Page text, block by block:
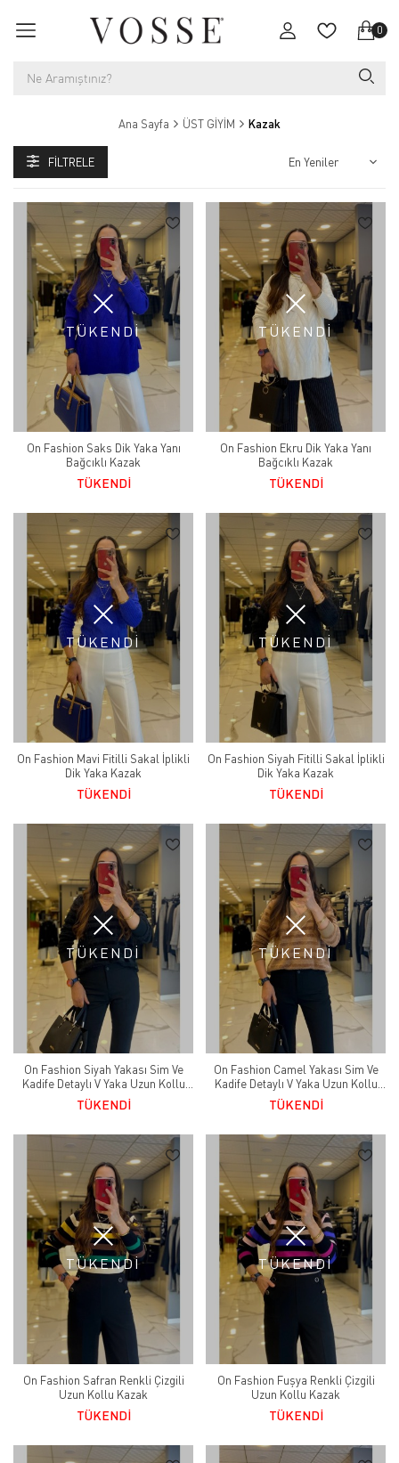
0
Ana Sayfa ÜST GİYİM Kazak
FILTRELE
TÜKENDİ
On Fashion Saks Dik Yaka Yanı
Bağcıklı Kazak
TÜKENDİ
TÜKENDİ
On Fashion Ekru Dik Yaka Yanı
Bağcıklı Kazak
TÜKENDİ
TÜKENDİ
On Fashion Mavi Fitilli Sakal İplikli
Dik Yaka Kazak
TÜKENDİ
TÜKENDİ
On Fashion Siyah Fitilli Sakal İplikli
Dik Yaka Kazak
TÜKENDİ
TÜKENDİ
On Fashion Siyah Yakası Sim Ve
Kadife Detaylı V Yaka Uzun Kollu
Kazak
TÜKENDİ
TÜKENDİ
On Fashion Camel Yakası Sim Ve
Kadife Detaylı V Yaka Uzun Kollu
Kazak
TÜKENDİ
TÜKENDİ
On Fashion Safran Renkli Çizgili
Uzun Kollu Kazak
TÜKENDİ
TÜKENDİ
On Fashion Fuşya Renkli Çizgili
Uzun Kollu Kazak
TÜKENDİ